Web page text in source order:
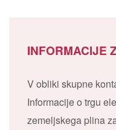
INFORMACIJE
V obliki skupne
Informacije o trgu
zemeljskega plina